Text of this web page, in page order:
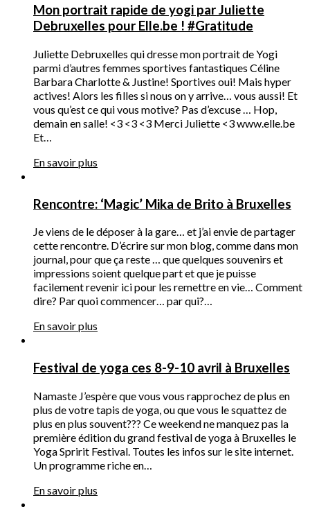
Mon portrait rapide de yogi par Juliette
Debruxelles pour Elle.be ! #Gratitude
Juliette Debruxelles qui dresse mon portrait de Yogi
parmi d’autres femmes sportives fantastiques Céline
Barbara Charlotte & Justine! Sportives oui! Mais hyper
actives! Alors les filles si nous on y arrive… vous aussi! Et
vous qu’est ce qui vous motive? Pas d’excuse … Hop,
demain en salle! <3 <3 <3 Merci Juliette <3 www.elle.be
Et…
En savoir plus
Rencontre: ‘Magic’ Mika de Brito à Bruxelles
Je viens de le déposer à la gare… et j’ai envie de partager
cette rencontre. D’écrire sur mon blog, comme dans mon
journal, pour que ça reste … que quelques souvenirs et
impressions soient quelque part et que je puisse
facilement revenir ici pour les remettre en vie… Comment
dire? Par quoi commencer… par qui?…
En savoir plus
Festival de yoga ces 8-9-10 avril à Bruxelles
Namaste J’espère que vous vous rapprochez de plus en
plus de votre tapis de yoga, ou que vous le squattez de
plus en plus souvent??? Ce weekend ne manquez pas la
première édition du grand festival de yoga à Bruxelles le
Yoga Spririt Festival. Toutes les infos sur le site internet.
Un programme riche en…
En savoir plus